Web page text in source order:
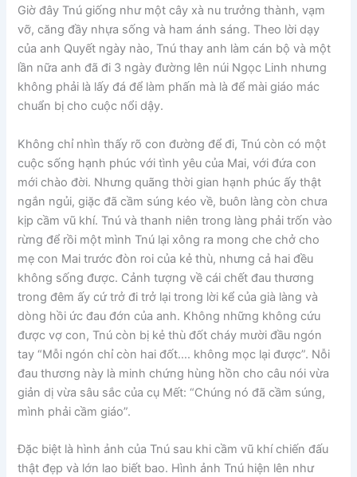
Giờ đây Tnú giống như một cây xà nu trưởng thành, vạm
vỡ, căng đầy nhựa sống và ham ánh sáng. Theo lời dạy
của anh Quyết ngày nào, Tnú thay anh làm cán bộ và một
lần nữa anh đã đi 3 ngày đường lên núi Ngọc Linh nhưng
không phải là lấy đá để làm phấn mà là để mài giáo mác
chuẩn bị cho cuộc nổi dậy.
Không chỉ nhìn thấy rõ con đường để đi, Tnú còn có một
cuộc sống hạnh phúc với tình yêu của Mai, với đứa con
mới chào đời. Nhưng quãng thời gian hạnh phúc ấy thật
ngắn ngủi, giặc đã cầm súng kéo về, buôn làng còn chưa
kịp cầm vũ khí. Tnú và thanh niên trong làng phải trốn vào
rừng để rồi một mình Tnú lại xông ra mong che chở cho
mẹ con Mai trước đòn roi của kẻ thù, nhưng cả hai đều
không sống được. Cảnh tượng về cái chết đau thương
trong đêm ấy cứ trở đi trở lại trong lời kể của già làng và
dòng hồi ức đau đớn của anh. Không những không cứu
được vợ con, Tnú còn bị kẻ thù đốt cháy mười đầu ngón
tay “Mỗi ngón chỉ còn hai đốt…. không mọc lại được”. Nỗi
đau thương này là minh chứng hùng hồn cho câu nói vừa
giản dị vừa sâu sắc của cụ Mết: “Chúng nó đã cầm súng,
mình phải cầm giáo”.
Đặc biệt là hình ảnh của Tnú sau khi cầm vũ khí chiến đấu
thật đẹp và lớn lao biết bao. Hình ảnh Tnú hiện lên như